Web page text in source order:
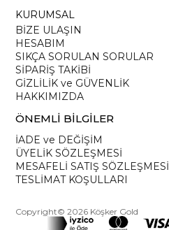
KURUMSAL
BİZE ULAŞIN
HESABIM
SIKÇA SORULAN SORULAR
SİPARİŞ TAKİBİ
GİZLİLİK ve GÜVENLİK
HAKKIMIZDA
ÖNEMLİ BİLGİLER
İADE ve DEĞİŞİM
ÜYELİK SÖZLEŞMESİ
MESAFELİ SATIŞ SÖZLEŞMESİ
TESLİMAT KOŞULLARI
Copyright© 2026 Köşker Gold